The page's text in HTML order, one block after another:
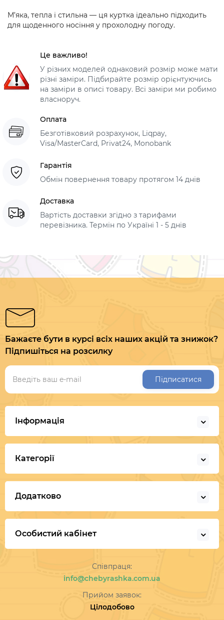
М’яка, тепла і стильна — ця куртка ідеально підходить
для щоденного носіння у прохолодну погоду.
Це важливо!
У різних моделей однаковий розмір може мати
різні заміри. Підбирайте розмір орієнтуючись
на заміри в описі товару. Всі заміри ми робимо
власноруч.
Оплата
Безготівковий розрахунок, Liqpay,
Visa/MasterCard, Privat24, Monobank
Гарантія
Обмін повернення товару протягом 14 днів
Доставка
Вартість доставки згідно з тарифами
перевізника. Термін по Україні 1 - 5 днів
Бажаєте бути в курсі всіх наших акцій та знижок?
Підпишіться на розсилку
Підписатися
Інформація
Категорії
Додатково
Особистий кабінет
Співпраця:
info@chebyrashka.com.ua
Прийом заявок:
Цілодобово